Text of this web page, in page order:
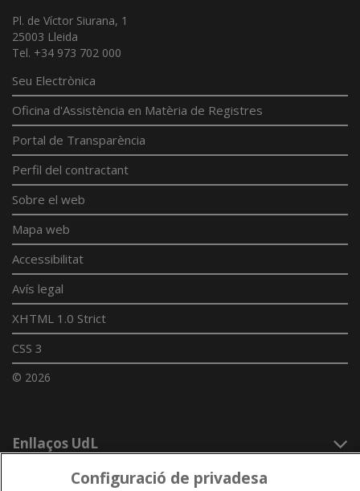
Pl. de Víctor Siurana, 1
25003 Lleida
Tel. +34 973 702 000
Seu Electrònica
Oficina d'Assistència en Matèria de Registres
Portal de Transparència
Perfil del contractant
Sobre el web
Mapa web
Accessibilitat
Avís legal
XHTML 1.0 Strict
CSS 3
© 2026
Enllaços UdL
Xarxes universitàries
Configuració de privadesa